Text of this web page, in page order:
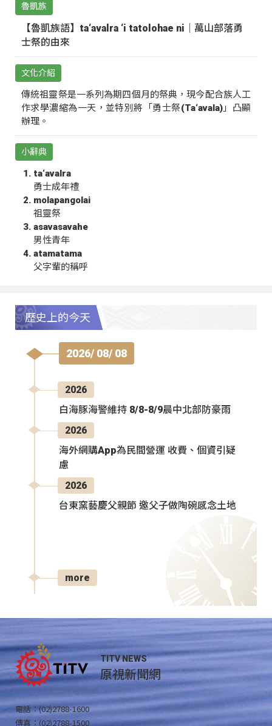
魯凱族
【魯凱族語】ta‘avalra ‘i tatolohae ni｜萬山部落勇
士祭的由來
文化介紹
傳統祖靈祭是一系列為期四個月的祭典，現今配合族人工
作求學濃縮為一天，並特別將「勇士祭(Ta‘avala)」凸顯
辦理。
小辭典
ta‘avalra
勇士成年禮
molapangolai
祖靈祭
asavasavahe
男性青年
atamatama
父字輩的稱呼
歷史上的今天
2026/ 08/ 08
2026
白海豚海警維持 8/8-8/9晨中北部防豪雨
2026
海外網購App為民間營運 收費、個資引疑
慮
2026
台東窯藝慶父親節 邀父子做陶碗感念土地
more
TITV NEWS
原視新聞網
電話：(02)2788-1600
傳真：(02)2788-1500